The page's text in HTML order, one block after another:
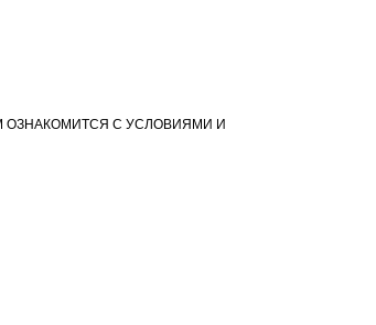
ОЗНАКОМИТСЯ С УСЛОВИЯМИ И